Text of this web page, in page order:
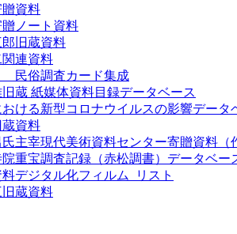
資料
ノート資料
旧蔵資料
連資料
民俗調査カード集成
旧蔵 紙媒体資料目録データベース
おける新型コロナウイルスの影響データ
資料
主宰現代美術資料センター寄贈資料（
重宝調査記録（赤松調書）データベー
デジタル化フィルム_リスト
蔵資料